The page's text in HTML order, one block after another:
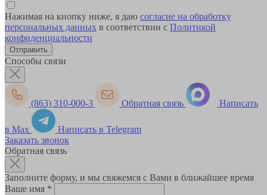
Нажимая на кнопку ниже, я даю согласие на обработку
персональных данных в соответствии с Политикой
конфиденциальности
Способы связи
(863) 310-000-3 Обратная связь Написать
в Max
Написать в Telegram
Заказать звонок
Обратная связь
Заполните форму, и мы свяжемся с Вами в ближайшее время
Ваше имя *